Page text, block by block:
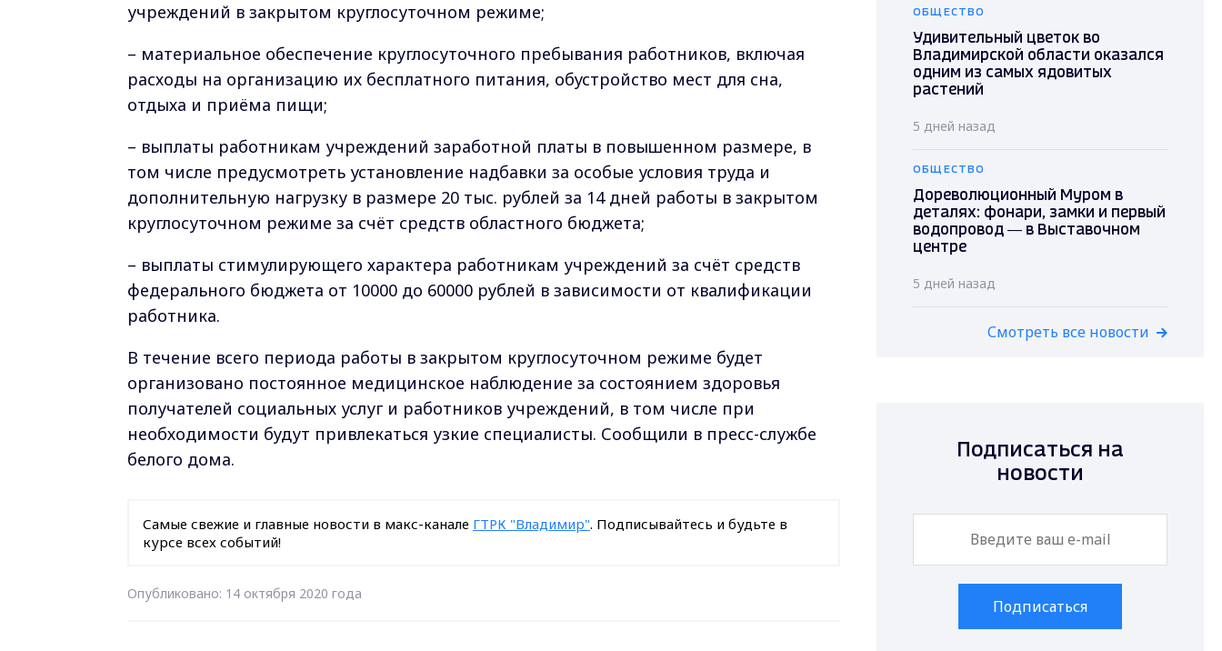
учреждений в закрытом круглосуточном режиме;
– материальное обеспечение круглосуточного пребывания работников, включая
расходы на организацию их бесплатного питания, обустройство мест для сна,
отдыха и приёма пищи;
– выплаты работникам учреждений заработной платы в повышенном размере, в
том числе предусмотреть установление надбавки за особые условия труда и
дополнительную нагрузку в размере 20 тыс. рублей за 14 дней работы в закрытом
круглосуточном режиме за счёт средств областного бюджета;
– выплаты стимулирующего характера работникам учреждений за счёт средств
федерального бюджета от 10000 до 60000 рублей в зависимости от квалификации
работника.
В течение всего периода работы в закрытом круглосуточном режиме будет
организовано постоянное медицинское наблюдение за состоянием здоровья
получателей социальных услуг и работников учреждений, в том числе при
необходимости будут привлекаться узкие специалисты. Сообщили в пресс-службе
белого дома.
Самые свежие и главные новости в макс-канале ГТРК "Владимир". Подписывайтесь и будьте в
курсе всех событий!
Опубликовано: 14 октября 2020 года
ОБЩЕСТВО
Удивительный цветок во
Владимирской области оказался
одним из самых ядовитых
растений
5 дней назад
ОБЩЕСТВО
Дореволюционный Муром в
деталях: фонари, замки и первый
водопровод — в Выставочном
центре
5 дней назад
Смотреть все новости
Подписаться на
новости
Подписаться